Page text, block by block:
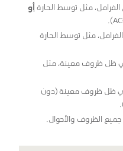
مثل توسط الحارةأو
مثل توسط الحارة
في ظل ظروف معينة، مثل
في ظل ظروف معينة (دون